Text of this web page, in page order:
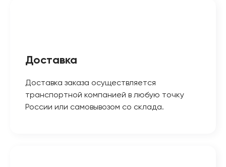
Доставка
Доставка заказа осуществляется
транспортной компанией в любую точку
России или самовывозом со склада.